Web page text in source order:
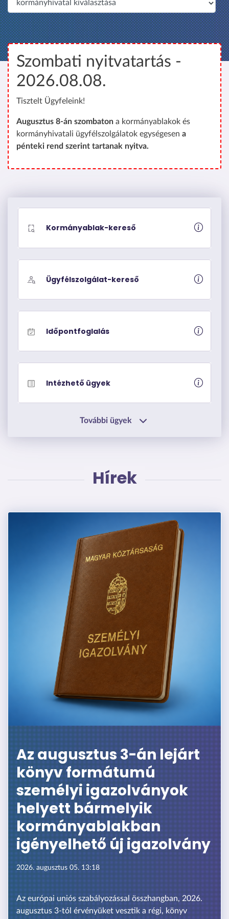
p
r
e
Szombati nyitvatartás -
2026.08.08.
Tisztelt Ügyfeleink!
Augusztus 8-án szombaton a kormányablakok és
kormányhivatali ügyfélszolgálatok egységesen a
pénteki rend szerint tartanak nyitva.
Kormányablak-kereső
Ügyfélszolgálat-kereső
Időpontfoglalás
Intézhető ügyek
További ügyek
Hírek
Az augusztus 3-án lejárt
könyv formátumú
személyi igazolványok
helyett bármelyik
kormányablakban
igényelhető új igazolvány
2026. augusztus 05. 13:18
Az európai uniós szabályozással összhangban, 2026.
augusztus 3-tól érvényüket vesztik a régi, könyv